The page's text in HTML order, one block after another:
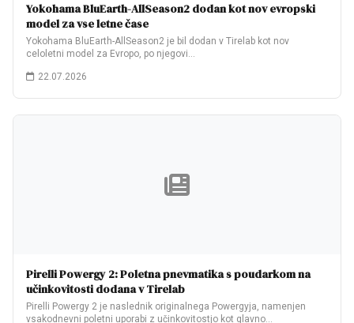
Yokohama BluEarth-AllSeason2 dodan kot nov evropski
model za vse letne čase
Yokohama BluEarth-AllSeason2 je bil dodan v Tirelab kot nov
celoletni model za Evropo, po njegovi…
22.07.2026
Pirelli Powergy 2: Poletna pnevmatika s poudarkom na
učinkovitosti dodana v Tirelab
Pirelli Powergy 2 je naslednik originalnega Powergyja, namenjen
vsakodnevni poletni uporabi z učinkovitostjo kot glavno…